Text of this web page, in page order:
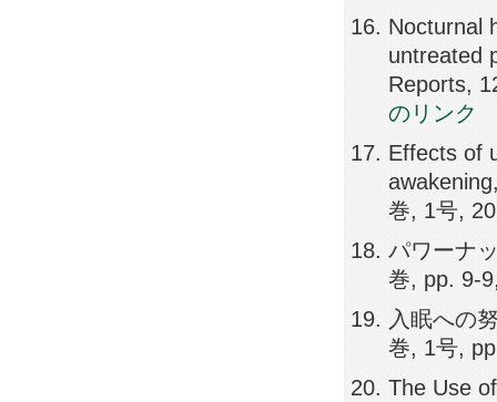
Nocturnal
untreated
Reports,
のリンク
Effects of
巻, 1号,
パワーナ
巻, pp. 9-
入眠への
巻, 1号,
The Use